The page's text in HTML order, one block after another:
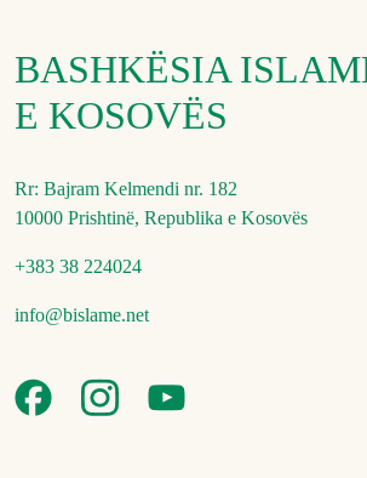
BASHKËSIA
E KOSOVËS
Rr: Bajram Kelmendi nr. 182
10000 Prishtinë, Republika e Kosovës
+383 38 224024
info@bislame.net